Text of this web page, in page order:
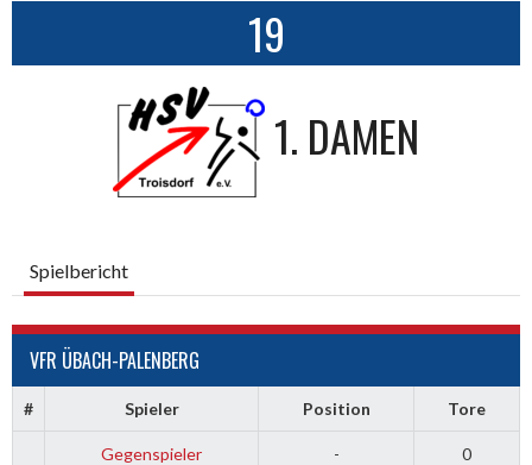
19
1. DAMEN
Spielbericht
VFR ÜBACH-PALENBERG
# Spieler Position Tore
Gegenspieler - 0